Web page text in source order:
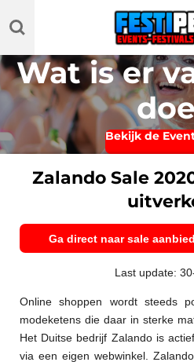
direct
de
hoofdinhoud
Wat is er
Bekijk de
Zalando Sale
Ga direct naar sale
Last update:
Online shoppen wordt steeds
modeketens die daar in sterke
Het Duitse bedrijf Zalando is
via een eigen webwinkel.